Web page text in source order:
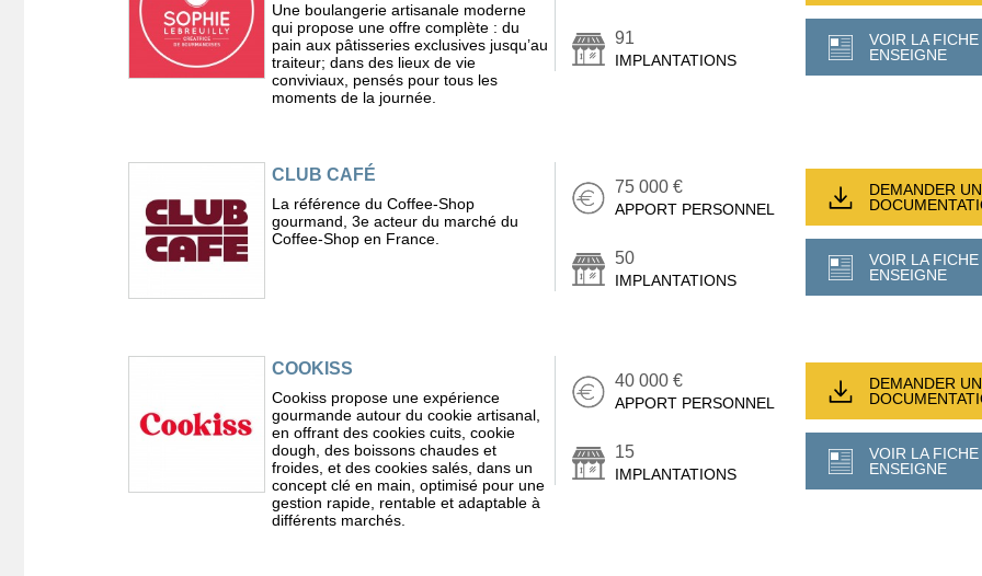
Une boulangerie artisanale moderne
qui propose une offre complète : du
pain aux pâtisseries exclusives jusqu’au
traiteur; dans des lieux de vie
conviviaux, pensés pour tous les
moments de la journée.
91
IMPLANTATIONS
VOIR LA FICHE
ENSEIGNE
CLUB CAFÉ
La référence du Coffee-Shop
gourmand, 3e acteur du marché du
Coffee-Shop en France.
75 000 €
APPORT PERSONNEL
50
IMPLANTATIONS
DEMANDER
VOIR LA FICHE
ENSEIGNE
COOKISS
Cookiss propose une expérience
gourmande autour du cookie artisanal,
en offrant des cookies cuits, cookie
dough, des boissons chaudes et
froides, et des cookies salés, dans un
concept clé en main, optimisé pour une
gestion rapide, rentable et adaptable à
différents marchés.
40 000 €
APPORT PERSONNEL
15
IMPLANTATIONS
DEMANDER
VOIR LA FICHE
ENSEIGNE